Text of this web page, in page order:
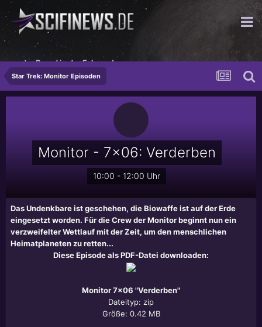
...der Brand in der Felsung!
Star Trek: Monitor Episoden
Monitor - 7x06: Verderben
10:00 - 12:00 Uhr
Das Undenkbare ist geschehen, die Biowaffe ist auf der Erde
eingesetzt worden. Für die Crew der Monitor beginnt nun ein
verzweifelter Wettlauf mit der Zeit, um den menschlichen
Heimatplaneten zu retten...
Diese Episode als PDF-Datei downloaden:
Monitor 7x06 "Verderben"
Dateityp: zip
Größe: 0.42 MB